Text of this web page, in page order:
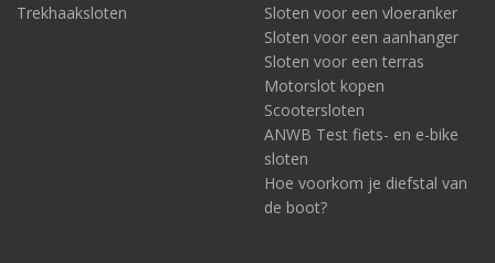
Trekhaaksloten
Sloten voor een vloeranker
Sloten voor een aanhanger
Sloten voor een terras
Motorslot kopen
Scootersloten
ANWB Test fiets- en e-bike
sloten
Hoe voorkom je diefstal van
de boot?